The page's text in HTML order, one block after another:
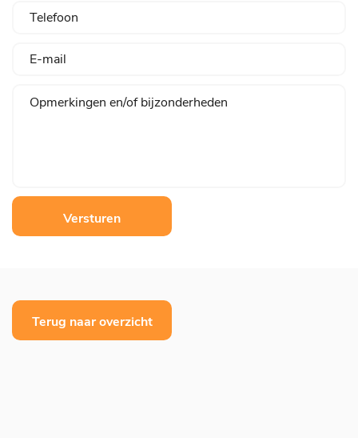
Versturen
Terug naar overzicht